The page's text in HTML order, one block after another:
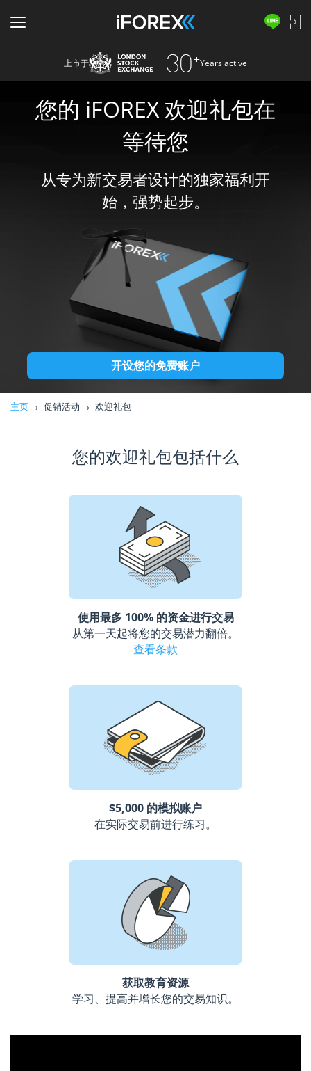
上市于 Years active
您的 iFOREX 欢迎礼包在
等待您
从专为新交易者设计的独家福利开
始，强势起步。
开设您的免费账户
主页 促销活动 欢迎礼包
您的欢迎礼包包括什么
使用最多 100% 的资金进行交易
从第一天起将您的交易潜力翻倍。
查看条款
$5,000 的模拟账户
在实际交易前进行练习。
获取教育资源
学习、提高并增长您的交易知识。